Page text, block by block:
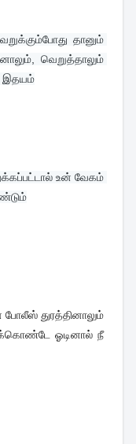
தானும்
வெறுத்தாலும்
இதயம்
உன் வேகம்
போலீஸ் துரத்தினாலும்
ஓடினால் நீ